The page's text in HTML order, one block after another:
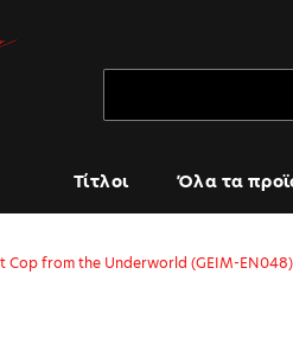
Τίτλοι Όλα τα
Cop from the Underworld (GEIM-EN048)